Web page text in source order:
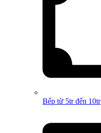
Bếp từ 5tr đến 10tr